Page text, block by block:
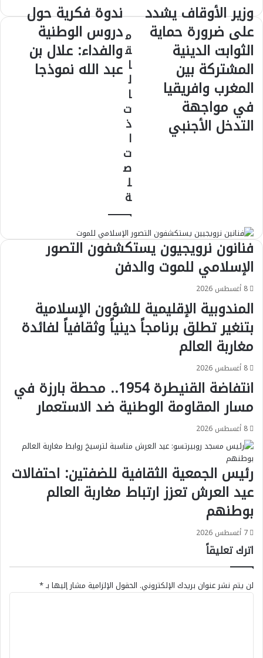
وزير
الأوقاف
يشدد
على
ضرورة
حماية
الثوابت
الدينية
المشتركة
بين
المغرب
وزير الأوقاف يشدد
على ضرورة حماية
الثوابت الدينية
المشتركة بين
المغرب وافريقيا
في مواجهة
التدخل الأجنبي
ندوة
فكرية
حول
دروس
الوطنية
والفداء:
ندوة فكرية حول
دروس الوطنية
والفداء: علال بن
عبد الله نموذجا
م
ق
ا
ل
ا
ت
ذ
ا
ت
ص
ل
ة
فنانون نرويجيون يستكشفون التصور
الإسلامي للموت والدفن
8 أغسطس 2026
المندوبية الإقليمية للشؤون الإسلامية
بتنغير تطلق برنامجاً دينياً وثقافياً لفائدة
مغاربة العالم
8 أغسطس 2026
انتفاضة القنيطرة 1954.. محطة بارزة في
مسار المقاومة الوطنية ضد الاستعمار
8 أغسطس 2026
رئيس الجمعية الثقافية للضفتين: احتفالات
عيد العرش تعزز ارتباط مغاربة العالم
بوطنهم
7 أغسطس 2026
اترك تعليقاً
لن يتم نشر عنوان بريدك الإلكتروني. الحقول الإلزامية مشار إليها بـ*
ا